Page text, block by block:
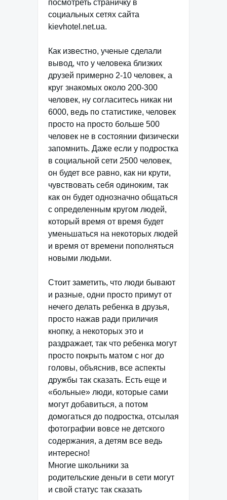
посмотреть страничку в
социальных сетях сайта
kievhotel.net.ua.
Как известно, ученые сделали
вывод, что у человека близких
друзей примерно 2-10 человек, а
круг знакомых около 200-300
человек, ну согласитесь никак ни
6000, ведь по статистике, человек
просто на просто больше 500
человек не в состоянии физически
запомнить. Даже если у подростка
в социальной сети 2500 человек,
он будет все равно, как ни крути,
чувствовать себя одиноким, так
как он будет однозначно общаться
с определенным кругом людей,
который время от время будет
уменьшаться на некоторых людей
и время от времени пополняться
новыми людьми.
Стоит заметить, что люди бывают
и разные, одни просто примут от
нечего делать ребенка в друзья,
просто нажав ради приличия
кнопку, а некоторых это и
раздражает, так что ребенка могут
просто покрыть матом с ног до
головы, объяснив, все аспекты
дружбы так сказать. Есть еще и
«больные» люди, которые сами
могут добавиться, а потом
домогаться до подростка, отсылая
фотографии вовсе не детского
содержания, а детям все ведь
интересно!
Многие школьники за
родительские деньги в сети могут
и свой статус так сказать